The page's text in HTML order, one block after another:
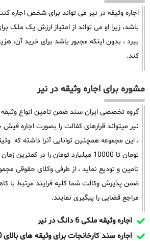
اجاره وثیقه در نیر می تواند برای شخص اجاره
باشد، زیرا او می تواند از امتیاز ارزش یک ملک
ببرد ، بدون اینکه مجبور باشد برای خرید آن،
کند.
مشوره برای اجاره وثیقه در نیر
گروه تخصصی ایران سند ضمن تامین انواع
نیر میتواند قرارهای کفالت را بصورت اجاره
تومان تا 10000 میلیارد تومان را در
تامین و تودیع نماید ، از طرفی وکلای حقوقی
ضمن پذیرش وکالت شما کلیه فرایند مرتبط با
مراجع قضایی را پیگیری نمایند.
اجاره وثیقه ملکی 6 دانگ در نیر
اجاره سند کارخانجات برای وثیقه های بالای 1000 میلیارد در نیر